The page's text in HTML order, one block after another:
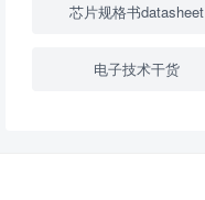
USB隔离器 1
芯片规格书datasheet
电子技术干货